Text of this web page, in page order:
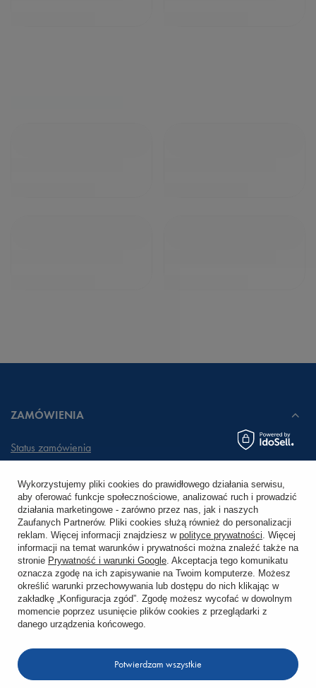
ZAMÓWIENIA
Status zamówienia
Chcę zareklamować produkt
Chcę zwrócić produkt
Chcę wymienić towar
KONTO
KONTAKT
Wykorzystujemy pliki cookies do prawidłowego działania serwisu,
aby oferować funkcje społecznościowe, analizować ruch i prowadzić
działania marketingowe - zarówno przez nas, jak i naszych
Zaufanych Partnerów. Pliki cookies służą również do personalizacji
reklam. Więcej informacji znajdziesz w polityce prywatności. Więcej
informacji na temat warunków i prywatności można znaleźć także na
stronie Prywatność i warunki Google. Akceptacja tego komunikatu
oznacza zgodę na ich zapisywanie na Twoim komputerze. Możesz
określić warunki przechowywania lub dostępu do nich klikając w
zakładkę „Konfiguracja zgód”. Zgodę możesz wycofać w dowolnym
momencie poprzez usunięcie plików cookies z przeglądarki z
danego urządzenia końcowego.
Potwierdzam wszystkie